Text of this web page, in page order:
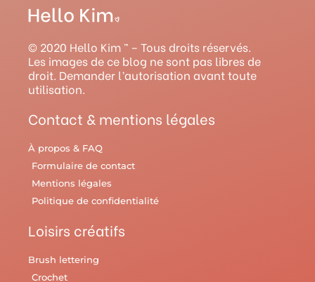
a
g
r
a
m
u
b
e
r
e
s
o
o
k
y
© 2020 Hello Kim ™ – Tous droits réservés.
Les images de ce blog ne sont pas libres de
droit. Demander l’autorisation avant toute
utilisation.
Contact & mentions légales
À propos & FAQ
Formulaire de contact
Mentions légales
Politique de confidentialité
Loisirs créatifs
Brush lettering
Crochet